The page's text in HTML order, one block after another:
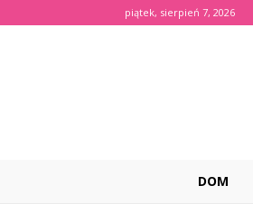
piątek, sierpień 7, 2026
DOM